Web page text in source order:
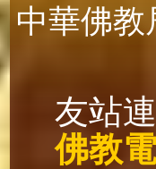
中華佛教
友站
佛教